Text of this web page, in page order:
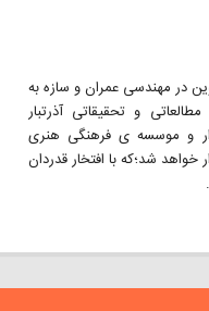
در مهندسی عمران و سازه به
و تحقیقاتی آذرتبار
و موسسه ی فرهنگی هنری
تهران برگزار خواهد شد؛که با افتخار قدردان